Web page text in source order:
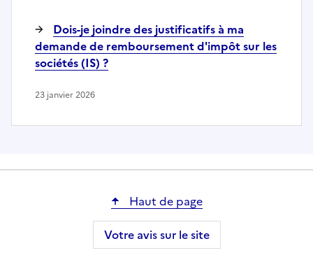
Dois-je joindre des justificatifs à ma
demande de remboursement d'impôt sur les
sociétés (IS) ?
23 janvier 2026
Haut de page
Votre avis sur le site